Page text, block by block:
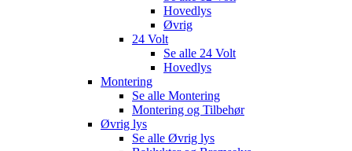
Hovedlys
Øvrig
24 Volt
Se alle 24 Volt
Hovedlys
Montering
Se alle Montering
Montering og Tilbehør
Øvrig lys
Se alle Øvrig lys